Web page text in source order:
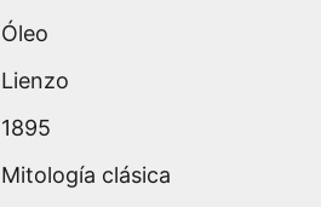
Óleo
Lienzo
1895
Mitología clásica